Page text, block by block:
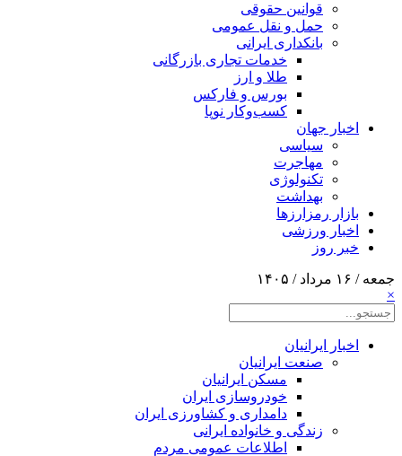
قوانین حقوقی
حمل و نقل عمومی
بانکداری ایرانی
خدمات تجاری بازرگانی
طلا و ارز
بورس و فارکس
کسب‌وکار نوپا
اخبار جهان
سیاسی
مهاجرت
تکنولوژی
بهداشت
بازار رمزارزها
اخبار ورزشی
خبر روز
جمعه / ۱۶ مرداد / ۱۴۰۵
×
اخبار ایرانیان
صنعت ایرانیان
مسکن ایرانیان
خودروسازی ایران
دامداری و کشاورزی ایران
زندگی و خانواده ایرانی
اطلاعات عمومی مردم